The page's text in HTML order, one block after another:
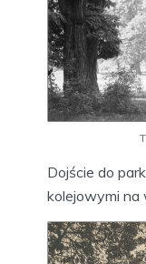
Dojście do
kolejowymi na